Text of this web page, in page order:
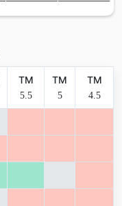
ТМ
5.5
ТМ
5
ТМ
4.5